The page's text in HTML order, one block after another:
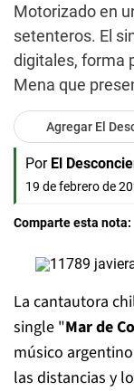
Motorizado en
setenteros. El
digitales, forma
Mena que
Agregar El
Por El
19 de febrero de
Comparte esta nota:
La cantautora
single "Mar de
músico argentino
las distancias y